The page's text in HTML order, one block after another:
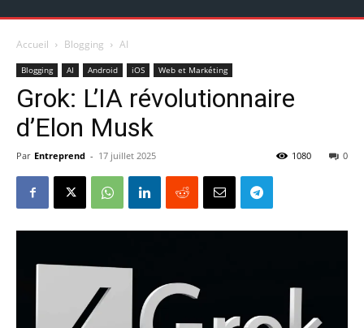
Accueil Blogging AI
Blogging AI Android iOS Web et Markéting
Grok: L’IA révolutionnaire
d’Elon Musk
Par Entreprend - 17 juillet 2025 0
1080